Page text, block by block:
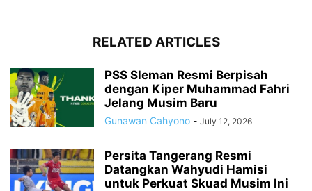
RELATED ARTICLES
PSS Sleman Resmi Berpisah
dengan Kiper Muhammad Fahri
Jelang Musim Baru
Gunawan Cahyono - July 12, 2026
Persita Tangerang Resmi
Datangkan Wahyudi Hamisi
untuk Perkuat Skuad Musim Ini